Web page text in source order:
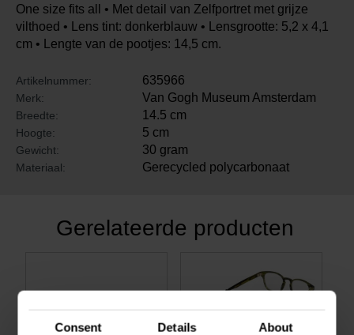
Consent Details About
One size fits all • Met detail van Zelfportret met grijze
vilthoed • Lens tint: donkerblauw • Lensgrootte: 5,2 x 4,1
cm • Lengte van de pootjes: 14,5 cm.
Artikelnummer: 635966
Merk: Van Gogh Museum Amsterdam
Breedte: 14.5 cm
Hoogte: 5 cm
Gewicht: 30 gram
Materiaal: Gerecycled polycarbonaat
Gerelateerde producten